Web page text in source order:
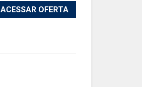
ACESSAR OFERTA